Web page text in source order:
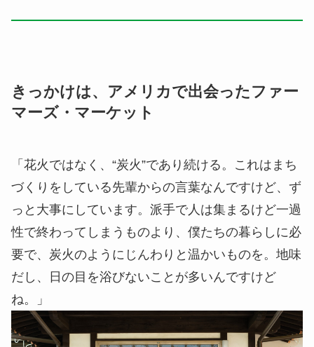
きっかけは、アメリカで出会ったファー
マーズ・マーケット
「花火ではなく、“炭火”であり続ける。これはまち
づくりをしている先輩からの言葉なんですけど、ず
っと大事にしています。派手で人は集まるけど一過
性で終わってしまうものより、僕たちの暮らしに必
要で、炭火のようにじんわりと温かいものを。地味
だし、日の目を浴びないことが多いんですけど
ね。」